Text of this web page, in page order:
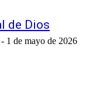
de Dios
- 1 de mayo de 2026